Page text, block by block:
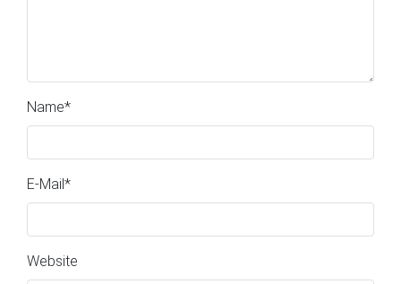
Name*
E-Mail*
Website